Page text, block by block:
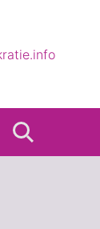
Suche